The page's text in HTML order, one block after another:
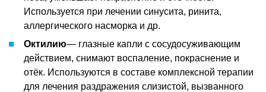
Используется при лечении синусита, ринита,
аллергического насморка и др.
Октилию— глазные капли с сосудосуживающим
действием, снимают воспаление, покраснение и
отёк. Используются в составе комплексной терапии
для лечения раздражения слизистой, вызванного